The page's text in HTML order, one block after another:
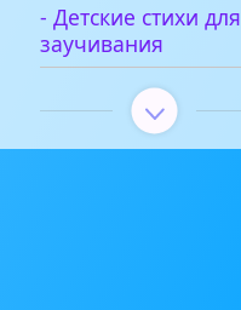
- Детские стихи для
заучивания